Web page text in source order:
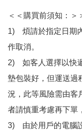
＜＜購買前須知：＞
1)　煩請於指定日期
作取消。
2)　如客人選擇以快
墊包裝好，但運送過
況，此等風險需由客
者請慎重考慮再下單
3)　由於用戶的電腦